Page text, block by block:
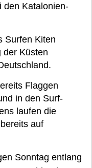
den Katalonien-
Surfen Kiten
der Küsten
Flaggen
in den Surf-
laufen die
auf
Sonntag entlang